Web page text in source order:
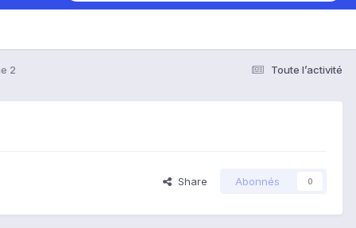
Toute l’activité
2
Share Abonnés 0